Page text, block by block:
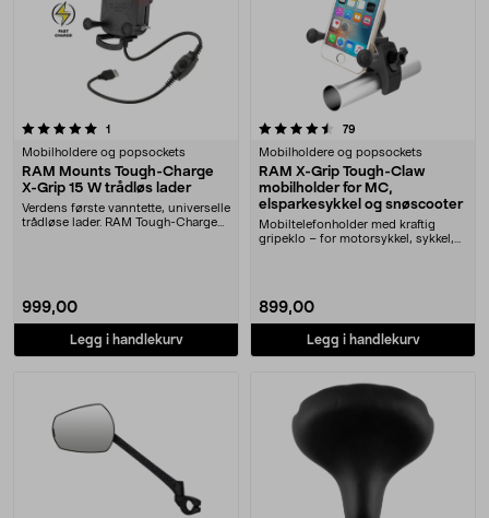
1
Mobilholdere og popsockets
RAM Mounts Tough-Charge
X-Grip 15 W trådløs lader
Verdens første vanntette, universelle
trådløse lader. RAM Tough-Charge
999,00
Legg i handlekurv
4.5 av 5 stjerner 79
Mobilholdere og popsockets
RAM X-Grip Tough-Claw
mobilholder for MC,
elsparkesykkel og snøscooter
Mobiltelefonholder med kraftig
gripeklo – for motorsykkel, sykkel,
899,00
Legg i handlekurv